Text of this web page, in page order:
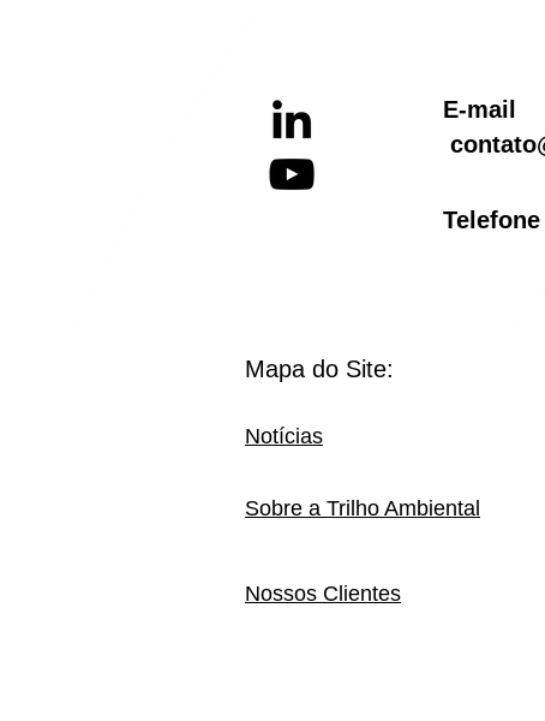
E-
Sobre a Trilho Ambiental
Notícias
Nossos Clientes
Mapa do Site: